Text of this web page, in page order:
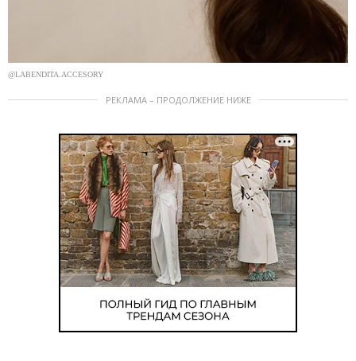
@LABENDITA.ACCESORY
РЕКЛАМА – ПРОДОЛЖЕНИЕ НИЖЕ